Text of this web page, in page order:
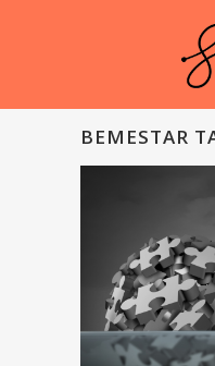
BEMESTAR